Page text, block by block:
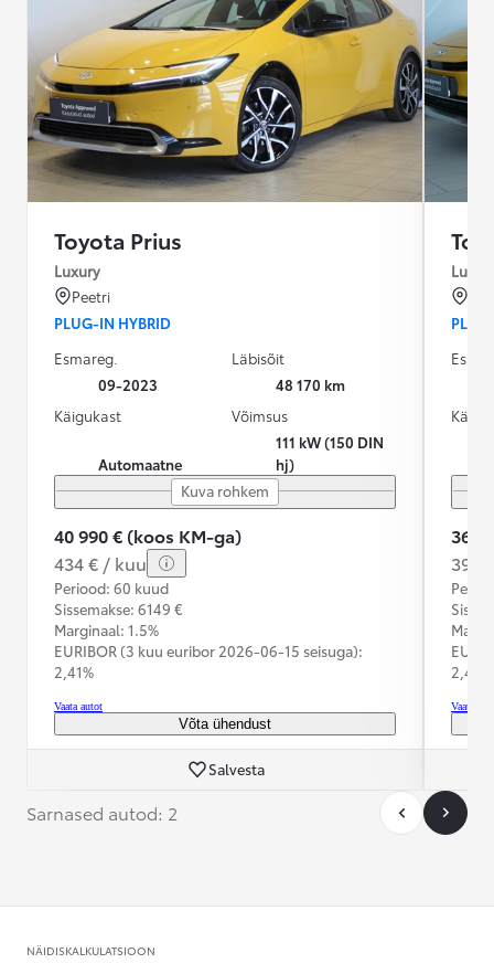
Toyota Prius
Luxury
Peetri
PLUG-IN HYBRID
Esmareg.
09-2023
Läbisõit
48 170 km
Käigukast
Automaatne
Võimsus
111 kW (150 DIN
hj)
Kuva rohkem
40 990 € (koos KM-ga)
434 € / kuu
Periood: 60 kuud
Sissemakse: 6149 €
Marginaal: 1.5%
EURIBOR (3 kuu euribor 2026-06-15 seisuga):
2,41%
Vaata autot
Võta ühendust
Salvesta
36
392
2,41%
Vaata
Sarnased autod: 2
NÄIDISKALKULATSIOON